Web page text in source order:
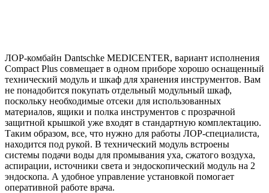
ЛОР-комбайн Dantschke MEDICENTER, вариант исполнения
Compact Plus совмещает в одном приборе хорошо оснащенный
технический модуль и шкаф для хранения инструментов. Вам
не понадобится покупать отдельный модульный шкаф,
поскольку необходимые отсеки для использованных
материалов, ящики и полка инструментов с прозрачной
защитной крышкой уже входят в стандартную комплектацию.
Таким образом, все, что нужно для работы ЛОР-специалиста,
находится под рукой. В технический модуль встроены
системы подачи воды для промывания уха, сжатого воздуха,
аспирации, источники света и эндоскопический модуль на 2
эндоскопа. А удобное управление установкой помогает
оперативной работе врача.